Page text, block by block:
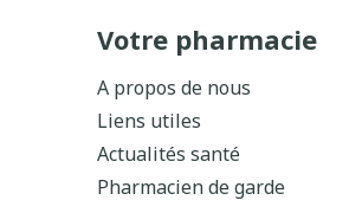
Votre pharmacie
A propos de nous
Liens utiles
Actualités santé
Pharmacien de garde